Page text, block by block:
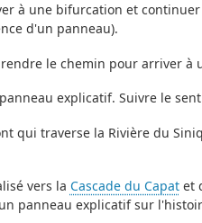
à une bifurcation et
d'un panneau).
le chemin pour arriver à
explicatif. Suivre le
qui traverse la Rivière du
vers la Cascade du Capatet
panneau explicatif sur